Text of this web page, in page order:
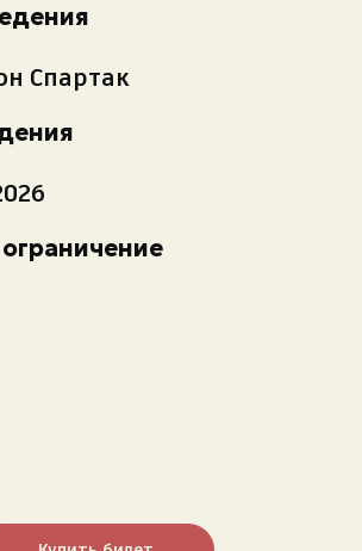
Спартак